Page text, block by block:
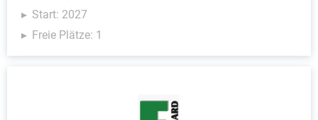
Start: 2027
Freie Plätze: 1